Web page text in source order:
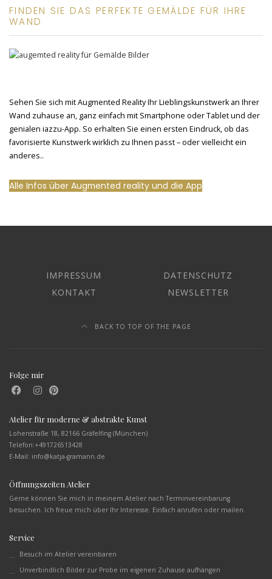
FINDEN SIE DAS PERFEKTE GEMÄLDE FÜR IHRE
WAND
Sehen Sie sich mit Augmented Reality Ihr Lieblingskunstwerk an Ihrer
Wand zuhause an, ganz einfach mit Smartphone oder Tablet und der
genialen iazzu-App. So erhalten Sie einen ersten Eindruck, ob das
favorisierte Kunstwerk wirklich zu Ihnen passt – oder vielleicht ein
anderes..
Alle Infos über Augmented reality und die App
IMPRESSUM
DATENSCHUTZ
KONTAKT
NEWSLETTER
BACK TO TOP OF THE PAGE
Folge mir
Atelier für moderne & abstrakte Kunst
Lohenstraße 18, 82166 Gräfelfing (München)
Telefon:+491726513428
E-Mail: info@katja-gramann.de
Öffnungszeiten Atelier
Gerne können Sie mich in meinem Atelier nach Terminvereinbarung
besuchen. Ich freue mich über Ihr Interesse. Einfach anrufen oder mailen.
Service
Besuch im Atelier vereinbaren
Unverbindlich Bilder zur Probe im eigenen Zuhause aufhängen